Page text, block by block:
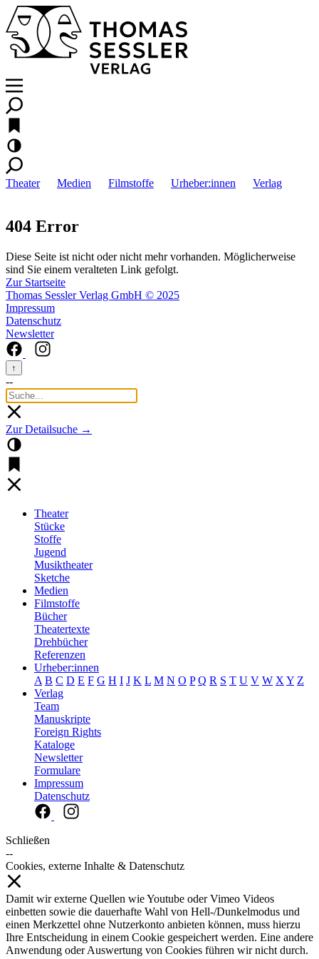
Theater Medien Filmstoffe Urheber:innen Verlag
404 Error
Diese Seite ist nicht oder nicht mehr vorhanden. Möglicherweise
sind Sie einem veralteten Link gefolgt.
Zur Startseite
Thomas Sessler Verlag GmbH © 2025
Impressum
Datenschutz
Newsletter
↑
--
Zur Detailsuche →
Theater
Stücke
Stoffe
Jugend
Musiktheater
Sketche
Medien
Filmstoffe
Bücher
Theatertexte
Drehbücher
Referenzen
Urheber:innen
A B C D E F G H I J K L M N O P Q R S T U V W X Y Z
Verlag
Team
Manuskripte
Foreign Rights
Kataloge
Newsletter
Formulare
Impressum
Datenschutz
Schließen
--
Cookies, externe Inhalte & Datenschutz
Damit wir externe Quellen wie Youtube oder Vimeo Videos
einbetten sowie die dauerhafte Wahl von Hell-/Dunkelmodus und
einen Merkzettel ohne Nutzerkonto anbieten können, muss hierzu
Ihre Entscheidung in einem Cookie gespeichert werden. Eine andere
Anwendung oder Auswertung von Cookies führen wir nicht durch.